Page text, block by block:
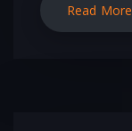
Read More